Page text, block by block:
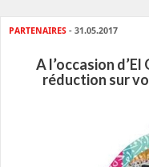
PARTENAIRES - 31.05.2017
A l’occasion
réduction sur